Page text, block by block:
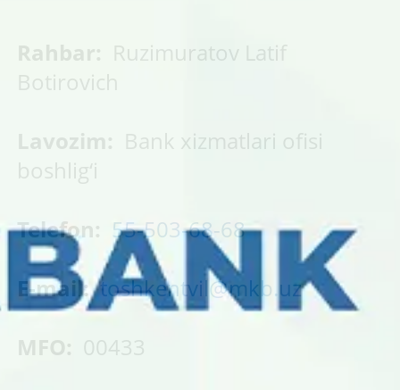
Ruzimuratov Latif
Botirovich
Bank xizmatlari ofisi
Telefon: 55-503-68-68
E-mail:toshkentvil@mkb.uz
MFO: